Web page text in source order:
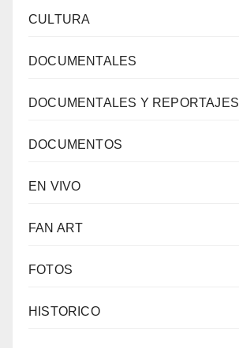
CULTURA
DOCUMENTALES
DOCUMENTALES Y REPORTAJES
DOCUMENTOS
EN VIVO
FAN ART
FOTOS
HISTORICO